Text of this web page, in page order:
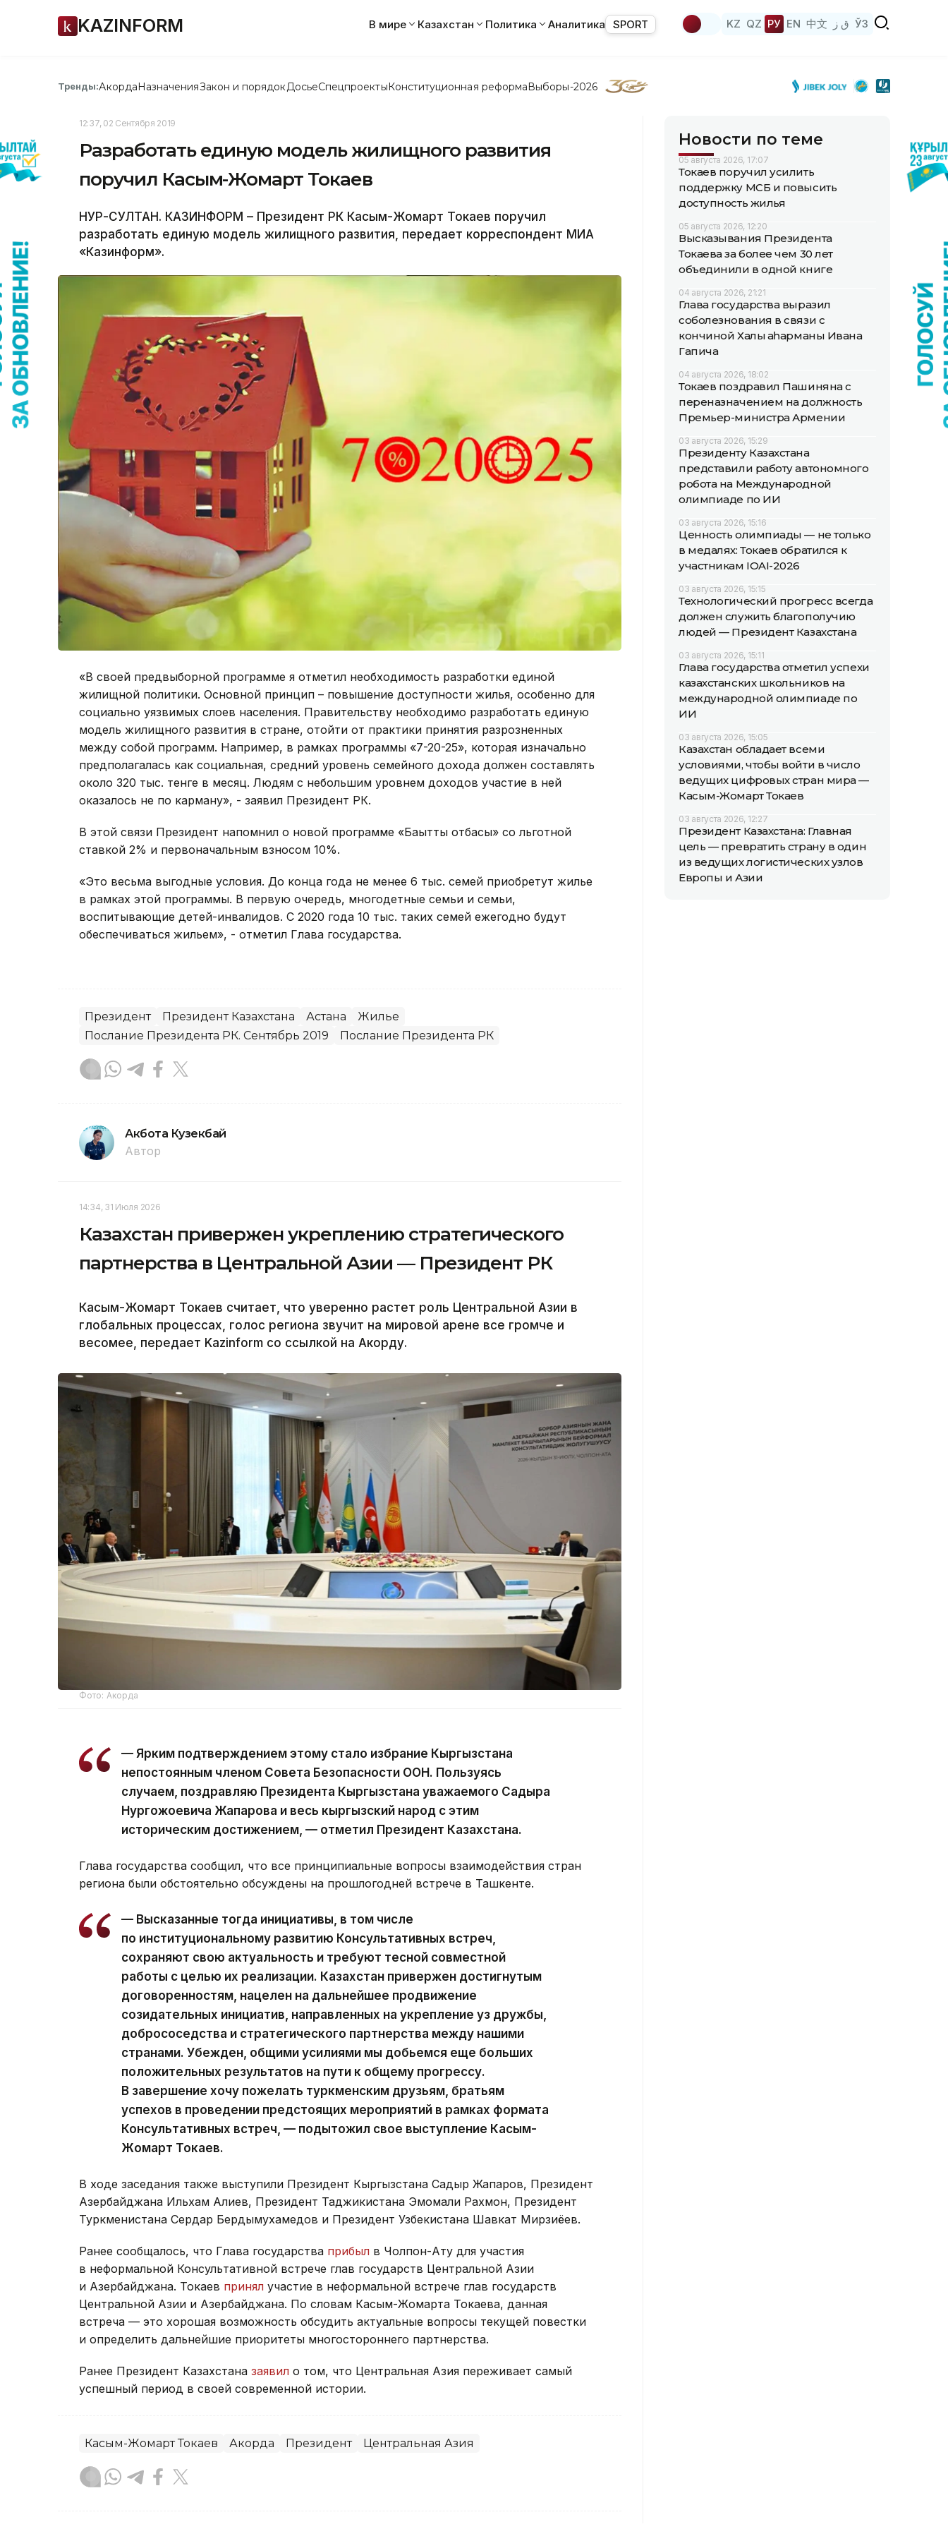
KAZINFORM В мире Казахстан Политика Аналитика SPORT KZ QZ РУ EN 中文 ق ز ЎЗ
Тренды:АкордаНазначенияЗакон и порядок ДосьеСпецпроектыКонституционная реформаВыборы-2026
12:37, 02 Сентября 2019
Разработать единую модель жилищного развития
поручил Касым-Жомарт Токаев
НУР-СУЛТАН. КАЗИНФОРМ – Президент РК Касым-Жомарт Токаев поручил
разработать единую модель жилищного развития, передает корреспондент МИА
«Казинформ».
«В своей предвыборной программе я отметил необходимость разработки единой
жилищной политики. Основной принцип – повышение доступности жилья, особенно для
социально уязвимых слоев населения. Правительству необходимо разработать единую
модель жилищного развития в стране, отойти от практики принятия разрозненных
между собой программ. Например, в рамках программы «7-20-25», которая изначально
предполагалась как социальная, средний уровень семейного дохода должен составлять
около 320 тыс. тенге в месяц. Людям с небольшим уровнем доходов участие в ней
оказалось не по карману», - заявил Президент РК.
В этой связи Президент напомнил о новой программе «Бақытты отбасы» со льготной
ставкой 2% и первоначальным взносом 10%.
«Это весьма выгодные условия. До конца года не менее 6 тыс. семей приобретут жилье
в рамках этой программы. В первую очередь, многодетные семьи и семьи,
воспитывающие детей-инвалидов. С 2020 года 10 тыс. таких семей ежегодно будут
обеспечиваться жильем», - отметил Глава государства.
Президент Президент Казахстана Астана
Жилье
Послание Президента РК. Сентябрь 2019
Послание Президента РК
Акбота Кузекбай
Автор
14:34, 31 Июля 2026
Казахстан привержен укреплению стратегического
партнерства в Центральной Азии — Президент РК
Касым-Жомарт Токаев считает, что уверенно растет роль Центральной Азии в
глобальных процессах, голос региона звучит на мировой арене все громче и
весомее, передает Kazinform со ссылкой на Акорду.
Фото: Акорда
— Ярким подтверждением этому стало избрание Кыргызстана
непостоянным членом Совета Безопасности ООН. Пользуясь
случаем, поздравляю Президента Кыргызстана уважаемого Садыра
Нургожоевича Жапарова и весь кыргызский народ с этим
историческим достижением, — отметил Президент Казахстана.
Глава государства сообщил, что все принципиальные вопросы взаимодействия стран
региона были обстоятельно обсуждены на прошлогодней встрече в Ташкенте.
— Высказанные тогда инициативы, в том числе
по институциональному развитию Консультативных встреч,
сохраняют свою актуальность и требуют тесной совместной
работы с целью их реализации. Казахстан привержен достигнутым
договоренностям, нацелен на дальнейшее продвижение
созидательных инициатив, направленных на укрепление уз дружбы,
добрососедства и стратегического партнерства между нашими
странами. Убежден, общими усилиями мы добьемся еще больших
положительных результатов на пути к общему прогрессу.
В завершение хочу пожелать туркменским друзьям, братьям
успехов в проведении предстоящих мероприятий в рамках формата
Консультативных встреч, — подытожил свое выступление Касым-
Жомарт Токаев.
В ходе заседания также выступили Президент Кыргызстана Садыр Жапаров, Президент
Азербайджана Ильхам Алиев, Президент Таджикистана Эмомали Рахмон, Президент
Туркменистана Сердар Бердымухамедов и Президент Узбекистана Шавкат Мирзиёев.
Ранее сообщалось, что Глава государства прибыл в Чолпон-Ату для участия
в неформальной Консультативной встрече глав государств Центральной Азии
и Азербайджана. Токаев принял участие в неформальной встрече глав государств
Центральной Азии и Азербайджана. По словам Касым-Жомарта Токаева, данная
встреча — это хорошая возможность обсудить актуальные вопросы текущей повестки
и определить дальнейшие приоритеты многостороннего партнерства.
Ранее Президент Казахстана заявил о том, что Центральная Азия переживает самый
успешный период в своей современной истории.
Касым-Жомарт Токаев Акорда Президент Центральная Азия
Новости по теме
05 августа 2026, 17:07
Токаев поручил усилить
поддержку МСБ и повысить
доступность жилья
05 августа 2026, 12:20
Высказывания Президента
Токаева за более чем 30 лет
объединили в одной книге
04 августа 2026, 21:21
Глава государства выразил
соболезнования в связи с
кончиной Халық қаһарманы Ивана
Гапича
04 августа 2026, 18:02
Токаев поздравил Пашиняна с
переназначением на должность
Премьер-министра Армении
03 августа 2026, 15:29
Президенту Казахстана
представили работу автономного
робота на Международной
олимпиаде по ИИ
03 августа 2026, 15:16
Ценность олимпиады — не только
в медалях: Токаев обратился к
участникам IOAI-2026
03 августа 2026, 15:15
Технологический прогресс всегда
должен служить благополучию
людей — Президент Казахстана
03 августа 2026, 15:11
Глава государства отметил успехи
казахстанских школьников на
международной олимпиаде по
ИИ
03 августа 2026, 15:05
Казахстан обладает всеми
условиями, чтобы войти в число
ведущих цифровых стран мира —
Касым-Жомарт Токаев
03 августа 2026, 12:27
Президент Казахстана: Главная
цель — превратить страну в один
из ведущих логистических узлов
Европы и Азии